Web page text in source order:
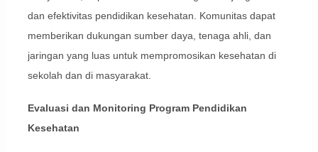
dan efektivitas pendidikan kesehatan. Komunitas dapat
memberikan dukungan sumber daya, tenaga ahli, dan
jaringan yang luas untuk mempromosikan kesehatan di
sekolah dan di masyarakat.
Evaluasi dan Monitoring Program Pendidikan
Kesehatan